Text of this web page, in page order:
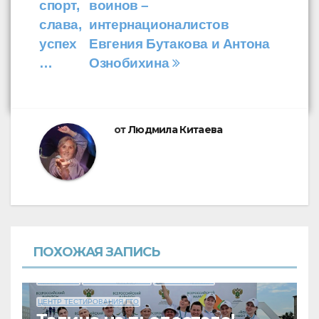
воинов –
интернационалистов
Евгения Бутакова и Антона
Ознобихина
спорт,
слава,
успех
…
отЛюдмила Китаева
ПОХОЖАЯ ЗАПИСЬ
ЦЕНТР ТЕСТИРОВАНИЯ ГТО